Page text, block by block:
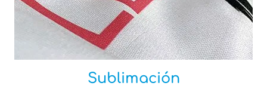
Sublimación